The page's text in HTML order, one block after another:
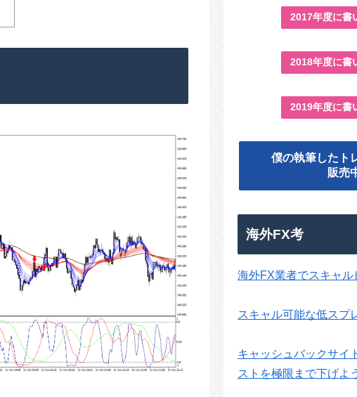
2017年度に書
2018年度に書
2019年度に書
僕の執筆したト
販売
海外FX考
海外FX業者でスキャル
スキャル可能な低スプ
キャッシュバックサイ
ストを極限まで下げよ